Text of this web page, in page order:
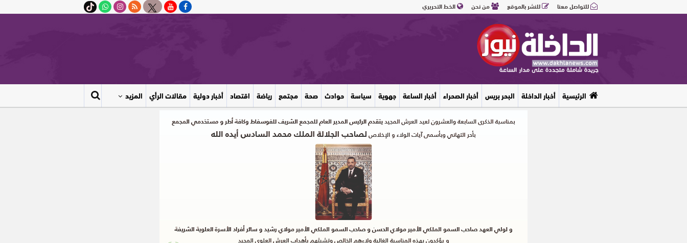
للتواصل معنا للنشر بالموقع من نحن الخط التحريري
الرئيسية أخبار الداخلة البحر بريس أخبار الصحراء أخبار الساعة جهوية سياسة حوادث صحة مجتمع رياضة اقتصاد أخبار دولية مقالات الرأي المزيد